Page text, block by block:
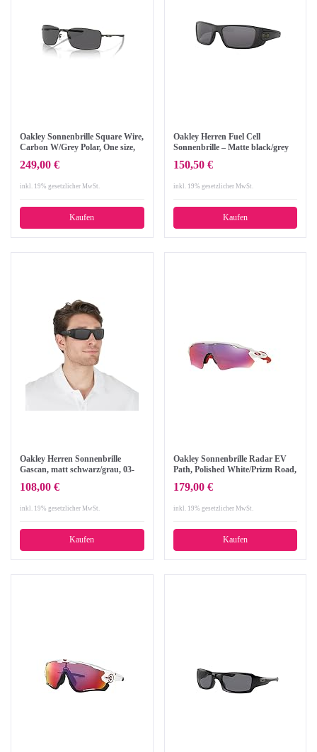
Oakley Sonnenbrille Square Wire,
Carbon W/Grey Polar, One size,
249,00 €
inkl. 19% gesetzlicher MwSt.
Kaufen
Oakley Herren Fuel Cell
Sonnenbrille – Matte black/grey
150,50 €
inkl. 19% gesetzlicher MwSt.
Kaufen
Oakley Herren Sonnenbrille
Gascan, matt schwarz/grau, 03-
108,00 €
inkl. 19% gesetzlicher MwSt.
Kaufen
Oakley Sonnenbrille Radar EV
Path, Polished White/Prizm Road,
179,00 €
inkl. 19% gesetzlicher MwSt.
Kaufen